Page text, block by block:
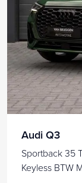
Audi Q3
Sportback 35
Keyless BTW